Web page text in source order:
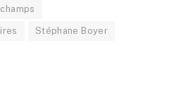
Stéphane Boyer